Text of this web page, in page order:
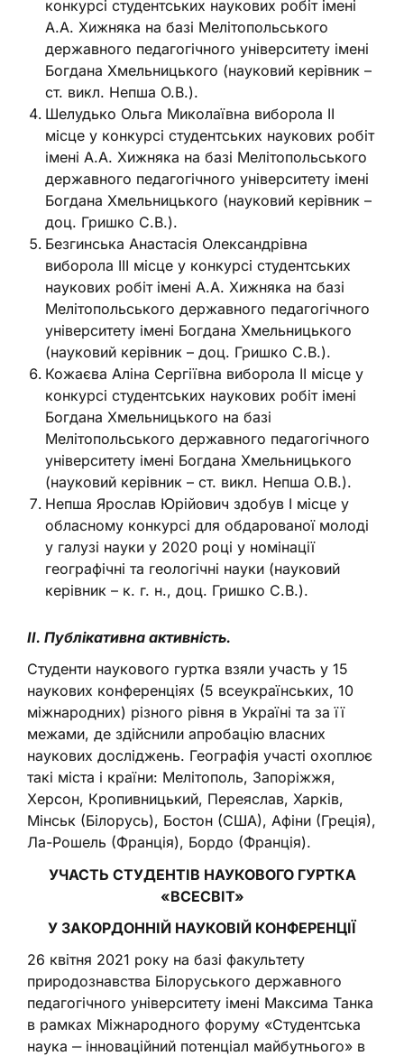
конкурсі студентських наукових робіт імені
А.А. Хижняка на базі Мелітопольського
державного педагогічного університету імені
Богдана Хмельницького (науковий керівник –
ст. викл. Непша О.В.).
Шелудько Ольга Миколаївна виборола ІІ
місце у конкурсі студентських наукових робіт
імені А.А. Хижняка на базі Мелітопольського
державного педагогічного університету імені
Богдана Хмельницького (науковий керівник –
доц. Гришко С.В.).
Безгинська Анастасія Олександрівна
виборола ІІІ місце у конкурсі студентських
наукових робіт імені А.А. Хижняка на базі
Мелітопольського державного педагогічного
університету імені Богдана Хмельницького
(науковий керівник – доц. Гришко С.В.).
Кожаєва Аліна Сергіївна виборола ІІ місце у
конкурсі студентських наукових робіт імені
Богдана Хмельницького на базі
Мелітопольського державного педагогічного
університету імені Богдана Хмельницького
(науковий керівник – ст. викл. Непша О.В.).
Непша Ярослав Юрійович здобув І місце у
обласному конкурсі для обдарованої молоді
у галузі науки у 2020 році у номінації
географічні та геологічні науки (науковий
керівник – к. г. н., доц. Гришко С.В.).
ІІ. Публікативна активність.
Студенти наукового гуртка взяли участь у 15
наукових конференціях (5 всеукраїнських, 10
міжнародних) різного рівня в Україні та за її
межами, де здійснили апробацію власних
наукових досліджень. Географія участі охоплює
такі міста і країни: Мелітополь, Запоріжжя,
Херсон, Кропивницький, Переяслав, Харків,
Мінськ (Білорусь), Бостон (США), Афіни (Греція),
Ла-Рошель (Франція), Бордо (Франція).
УЧАСТЬ СТУДЕНТІВ НАУКОВОГО ГУРТКА
«ВСЕСВІТ»
У ЗАКОРДОННІЙ НАУКОВІЙ КОНФЕРЕНЦІЇ
26 квітня 2021 року на базі факультету
природознавства Білоруського державного
педагогічного університету імені Максима Танка
в рамках Міжнародного форуму «Студентська
наука ‒ інноваційний потенціал майбутнього» в